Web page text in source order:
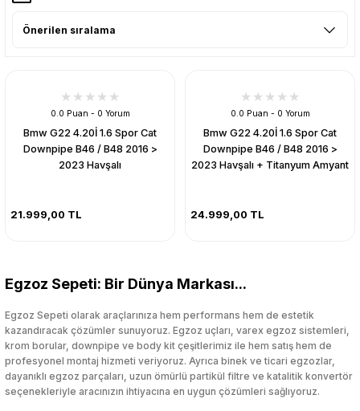
0.0 Puan - 0 Yorum
Bmw G22 4.20İ 1.6 Spor Cat
Downpipe B46 / B48 2016 >
2023 Havşalı
21.999,00 TL
0.0 Puan - 0 Yorum
Bmw G22 4.20İ 1.6 Spor Cat
Downpipe B46 / B48 2016 >
2023 Havşalı + Titanyum Amyant
24.999,00 TL
Egzoz Sepeti: Bir Dünya Markası...
Egzoz Sepeti olarak araçlarınıza hem performans hem de estetik
kazandıracak çözümler sunuyoruz. Egzoz uçları, varex egzoz sistemleri,
krom borular, downpipe ve body kit çeşitlerimiz ile hem satış hem de
profesyonel montaj hizmeti veriyoruz. Ayrıca binek ve ticari egzozlar,
dayanıklı egzoz parçaları, uzun ömürlü partikül filtre ve katalitik konvertör
seçenekleriyle aracınızın ihtiyacına en uygun çözümleri sağlıyoruz.